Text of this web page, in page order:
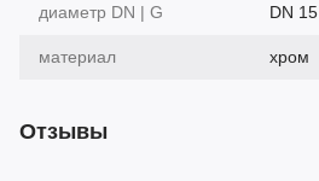
диаметр DN | G DN 15
материал хром
Отзывы